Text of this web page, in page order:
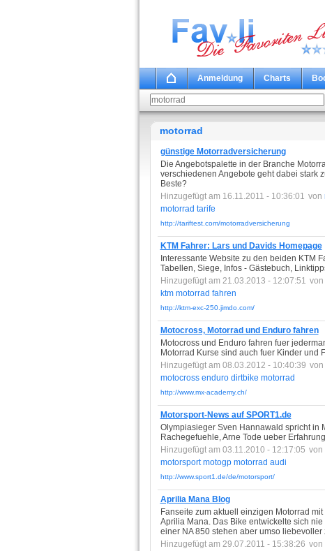
Anmeldung Charts
motorrad
günstige Motorradversicherung
Die Angebotspalette in der Branche
verschiedenen Angebote geht dabei stark
Beste?
Hinzugefügt am 16.11.2011 - 10:36:01 von
motorrad tarife
http://tariftest.com/motorradversicherung
KTM Fahrer: Lars und Davids Homepage
Interessante Website zu den beiden KTM
Tabellen, Siege, Infos - Gästebuch,
Hinzugefügt am 21.03.2013 - 12:07:51 von
ktm motorrad fahren
http://ktm-exc-250.jimdo.com/
Motocross, Motorrad und Enduro fahren
Motocross und Enduro fahren fuer
Motorrad Kurse sind auch fuer Kinder und
Hinzugefügt am 08.03.2012 - 10:40:39 von
motocross enduro dirtbike motorrad
http://www.mx-academy.ch/
Motorsport-News auf SPORT1.de
Olympiasieger Sven Hannawald spricht in
Rachegefuehle, Arne Tode ueber
Hinzugefügt am 03.11.2010 - 12:17:05 von
motorsport motogp motorrad audi
http://www.sport1.de/de/motorsport/
Aprilia Mana Blog
Fanseite zum aktuell einzigen Motorrad
Aprilia Mana. Das Bike entwickelte sich
einer NA 850 stehen aber umso liebevoller
Hinzugefügt am 29.07.2011 - 15:38:26 von